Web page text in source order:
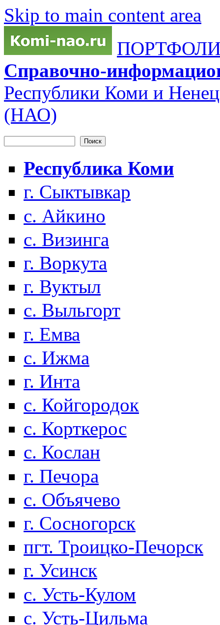
Skip to main content area
Справочно-
Республики Коми и
(НАО)
Форма поиска
Республика Коми
г. Сыктывкар
с. Айкино
с. Визинга
г. Воркута
г. Вуктыл
с. Выльгорт
г. Емва
с. Ижма
г. Инта
с. Койгородок
с. Корткерос
с. Кослан
г. Печора
с. Объячево
г. Сосногорск
пгт. Троицко-Печорск
г. Усинск
с. Усть-Кулом
с. Усть-Цильма